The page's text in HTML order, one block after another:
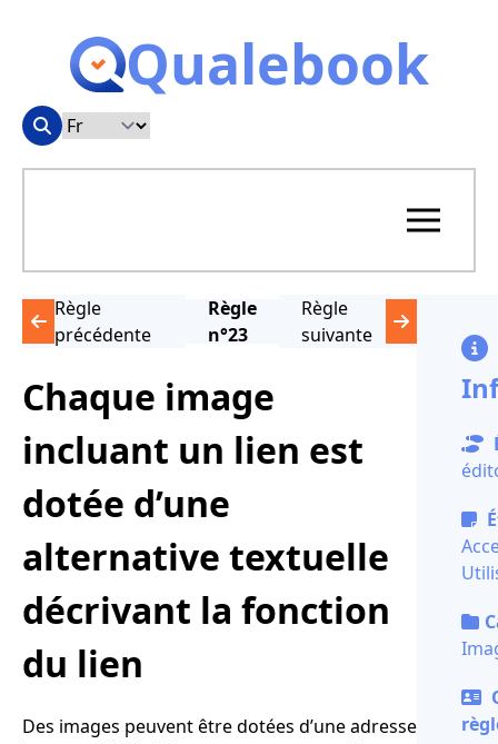
Qualebook
Règle
précédente
Règle
n°23
Règle
suivante
Chaque image
incluant un lien est
dotée d’une
alternative textuelle
décrivant la fonction
du lien
Des images peuvent être dotées d’une adresse